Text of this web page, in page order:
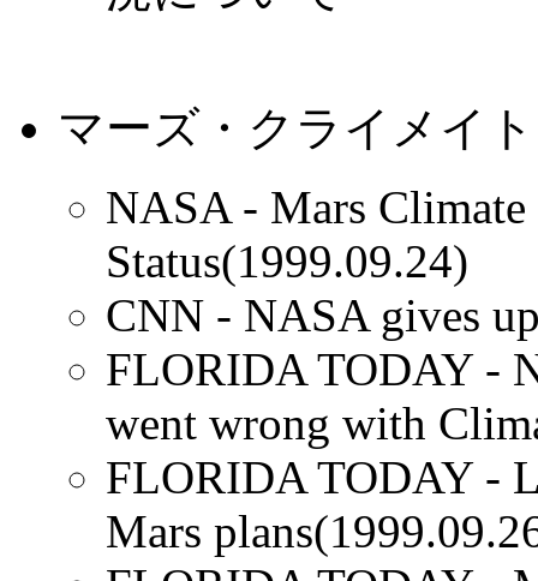
マーズ・クライメイ
NASA - Mars
Status(1999.09.24)
CNN - NASA gives
FLORIDA TODAY -
went wrong with
FLORIDA TODAY -
Mars